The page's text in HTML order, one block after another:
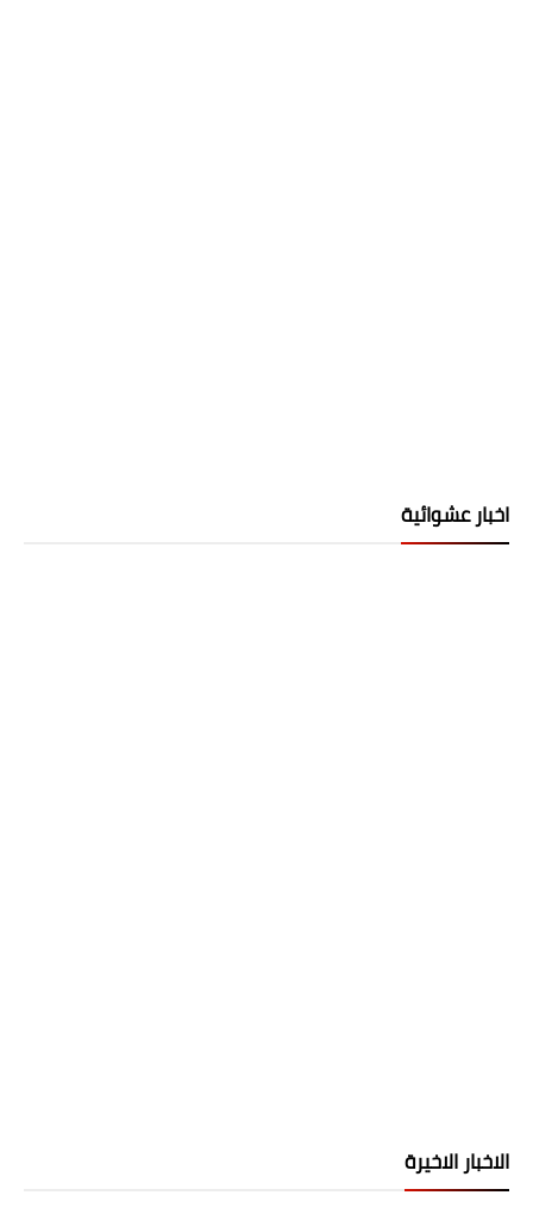
اخبار عشوائية
الاخبار الاخيرة